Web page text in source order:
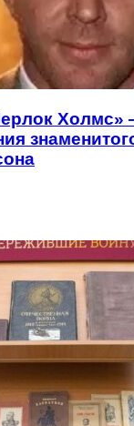
Холмс»